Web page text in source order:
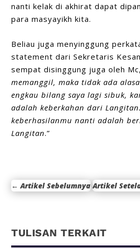
nanti kelak di akhirat dapat
para masyayikh kita.
Beliau juga menyinggung
statementdari Sekretaris
sempat disinggung juga oleh
memanggil, maka tidak ada
engkau bilang saya lagi sibuk,
adalah keberkahan dari
keberhasilanmu nanti adalah
Langitan.”
←Artikel Sebelumnya Artikel
TULISAN TERKAIT